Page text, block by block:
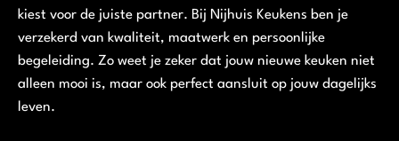
kiest voor de juiste partner. Bij Nijhuis Keukens ben je
verzekerd van kwaliteit, maatwerk en persoonlijke
begeleiding. Zo weet je zeker dat jouw nieuwe keuken niet
alleen mooi is, maar ook perfect aansluit op jouw dagelijks
leven.